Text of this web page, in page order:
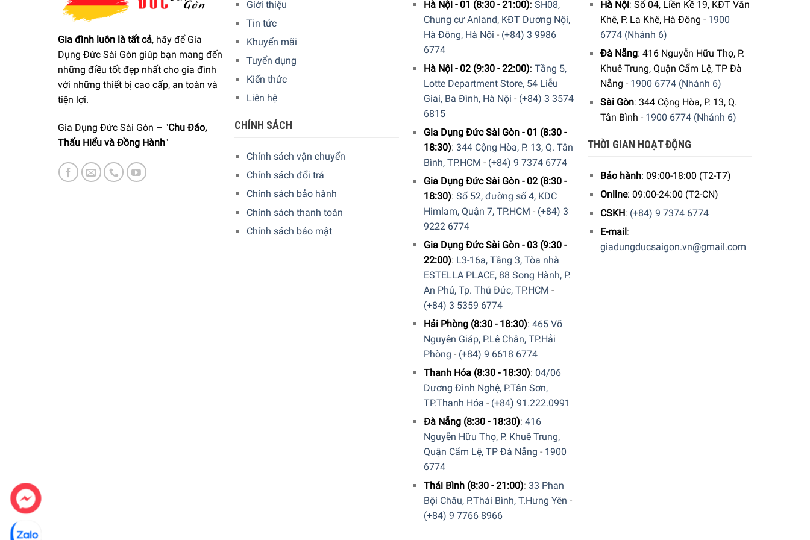
Lò nướng Siemens iQ700 CB674GBS3 giúp bạn chế biến thực phẩm nhanh chóng với tính năng coolStar
Với cấu trúc menu thân thiện với người dùng và điều hướng cảm ứng, màn hình TFT giúp việc vận hành lò nướng của bạn trở nên đơn giản và hiệu quả hơn.
Hướng dẫn trực quan thông qua menu phong phú và núm xoay tinh tế giúp bạn khai thác tối đa lò nướng của mình và điều chỉnh nó theo sở thích của bạn.
Gia đình luôn là tất cả, hãy để Gia
Dụng Đức Sài Gòn giúp bạn mang đến
những điều tốt đẹp nhất cho gia đình
với những thiết bị cao cấp, an toàn và
tiện lợi.
Gia Dụng Đức Sài Gòn – "Chu Đáo,
Thấu Hiểu và Đồng Hành"
Giới thiệu
Tin tức
Khuyến mãi
Tuyển dụng
Kiến thức
Liên hệ
CHÍNH SÁCH
Chính sách vận chuyển
Chính sách đổi trả
Chính sách bảo hành
Chính sách thanh toán
Chính sách bảo mật
Hà Nội - 01 (8:30 - 21:00): SH08,
Chung cư Anland, KĐT Dương Nội,
Hà Đông, Hà Nội - (+84) 3 9986
6774
Hà Nội - 02 (9:30 - 22:00): Tầng 5,
Lotte Department Store, 54 Liễu
Giai, Ba Đình, Hà Nội - (+84) 3 3574
6815
Gia Dụng Đức Sài Gòn - 01 (8:30 -
18:30): 344 Cộng Hòa, P. 13, Q. Tân
Bình, TP.HCM - (+84) 9 7374 6774
Gia Dụng Đức Sài Gòn - 02 (8:30 -
18:30): Số 52, đường số 4, KDC
Himlam, Quận 7, TP.HCM - (+84) 3
9222 6774
Gia Dụng Đức Sài Gòn - 03 (9:30 -
22:00): L3-16a, Tầng 3, Tòa nhà
ESTELLA PLACE, 88 Song Hành, P.
An Phú, Tp. Thủ Đức, TP.HCM -
(+84) 3 5359 6774
Hải Phòng (8:30 - 18:30): 465 Võ
Nguyên Giáp, P.Lê Chân, TP.Hải
Phòng - (+84) 9 6618 6774
Thanh Hóa (8:30 - 18:30): 04/06
Dương Đình Nghệ, P.Tân Sơn,
TP.Thanh Hóa - (+84) 91.222.0991
Đà Nẵng (8:30 - 18:30): 416
Nguyễn Hữu Thọ, P. Khuê Trung,
Quận Cẩm Lệ, TP Đà Nẵng - 1900
6774
Thái Bình (8:30 - 21:00): 33 Phan
Bội Châu, P.Thái Bình, T.Hưng Yên -
(+84) 9 7766 8966
Hà Nội: Số 04, Liền Kề 19, KĐT Văn
Khê, P. La Khê, Hà Đông - 1900
6774 (Nhánh 6)
Đà Nẵng: 416 Nguyễn Hữu Thọ, P.
Khuê Trung, Quận Cẩm Lệ, TP Đà
Nẵng - 1900 6774 (Nhánh 6)
Sài Gòn: 344 Cộng Hòa, P. 13, Q.
Tân Bình - 1900 6774 (Nhánh 6)
THỜI GIAN HOẠT ĐỘNG
Bảo hành: 09:00-18:00 (T2-T7)
Online: 09:00-24:00 (T2-CN)
CSKH: (+84) 9 7374 6774
E-mail:
giadungducsaigon.vn@gmail.com